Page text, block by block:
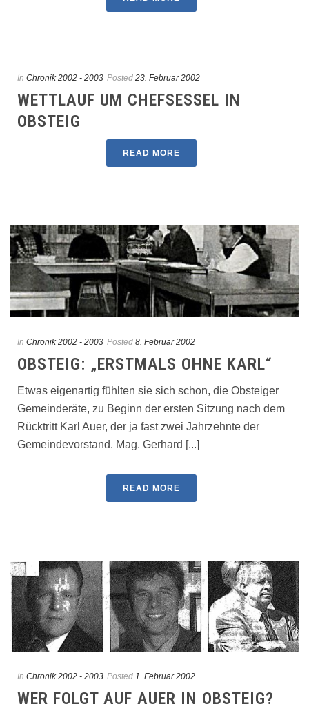
In Chronik 2002 - 2003 Posted 23. Februar 2002
WETTLAUF UM CHEFSESSEL IN
OBSTEIG
READ MORE
In Chronik 2002 - 2003 Posted 8. Februar 2002
OBSTEIG: „ERSTMALS OHNE KARL“
Etwas eigenartig fühlten sie sich schon, die Obsteiger
Gemeinderäte, zu Beginn der ersten Sitzung nach dem
Rücktritt Karl Auer, der ja fast zwei Jahrzehnte der
Gemeindevorstand. Mag. Gerhard [...]
READ MORE
In Chronik 2002 - 2003 Posted 1. Februar 2002
WER FOLGT AUF AUER IN OBSTEIG?